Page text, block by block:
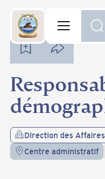
Carrière Responsable de
Direction des
Centre administratif